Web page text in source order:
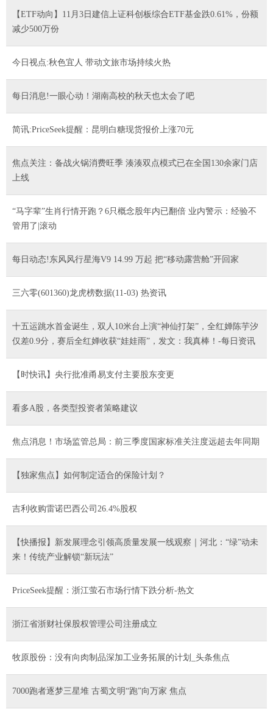
【ETF动向】11月3日建信上证科创板综合ETF基金跌0.61%，份额
减少500万份
今日视点:秋色宜人 带动文旅市场持续火热
每日消息!一眼心动！湖南高校的秋天也太会了吧
简讯:PriceSeek提醒：昆明白糖现货报价上涨70元
焦点关注：备战火锅消费旺季 湊湊双点模式已在全国130余家门店
上线
“马字辈”生肖行情开跑？6只概念股年内已翻倍 业内警示：经验不
管用了|滚动
每日动态!东风风行星海V9 14.99 万起 把“移动露营舱”开回家
三六零(601360)龙虎榜数据(11-03) 热资讯
十五运跳水首金诞生，双人10米台上演“神仙打架”，全红婵陈芋汐
仅差0.9分，赛后全红婵收获“娃娃雨”，发文：我真棒！-每日资讯
【时快讯】央行批准甬易支付主要股东变更
看多A股，各类型投资者策略建议
焦点消息！市场监管总局：前三季度国家标准关注度远超去年同期
【独家焦点】如何制定适合的保险计划？
吉利收购雷诺巴西公司26.4%股权
【快播报】新发展理念引领高质量发展一线观察｜河北：“绿”动未
来！传统产业解锁“新玩法”
PriceSeek提醒：浙江萤石市场行情下跌分析-热文
浙江省浙财社保股权管理公司注册成立
牧原股份：没有向肉制品深加工业务拓展的计划_头条焦点
7000跑者逐梦三星堆 古蜀文明“跑”向万家 焦点